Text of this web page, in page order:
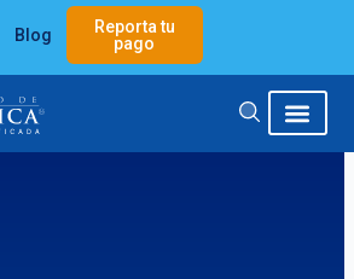
Blog
Reporta tu
pago